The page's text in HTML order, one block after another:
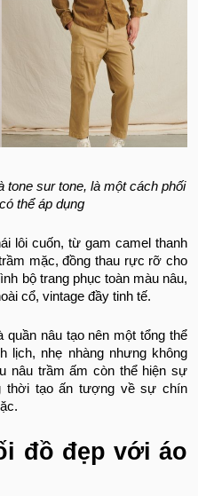
tone sur tone, là một cách phối
thể áp dụng
lôi cuốn, từ gam camel thanh
mặc, đồng thau rực rỡ cho
bộ trang phục toàn màu nâu,
cổ, vintage đầy tinh tế.
nâu tạo nên một tổng thể
lịch, nhẹ nhàng nhưng không
nâu trầm ấm còn thể hiện sự
thời tạo ấn tượng về sự chín
đồ đẹp với áo